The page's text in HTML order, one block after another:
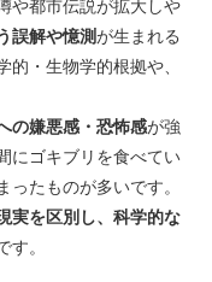
や都市伝説が拡大しや
誤解や憶測が生まれる
・生物学的根拠や、
の嫌悪感・恐怖感が強
にゴキブリを食べてい
たものが多いです。
実を区別し、科学的な
す。